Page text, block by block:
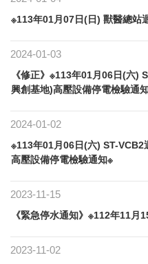
※113年01月07日(日) 獸醫總站
2024-01-03
《修正》※113年01月06日(六)
興創基地)高壓設備停電檢驗通
2024-01-02
※113年01月06日(六) ST-VCB2
高壓設備停電檢驗通知※
2023-11-15
《緊急停水通知》※112年11月
2023-11-02